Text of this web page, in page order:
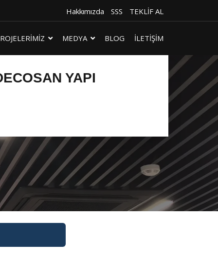
Hakkımızda SSS TEKLİF AL
MEDYA BLOG İLETİŞİM
YAPI